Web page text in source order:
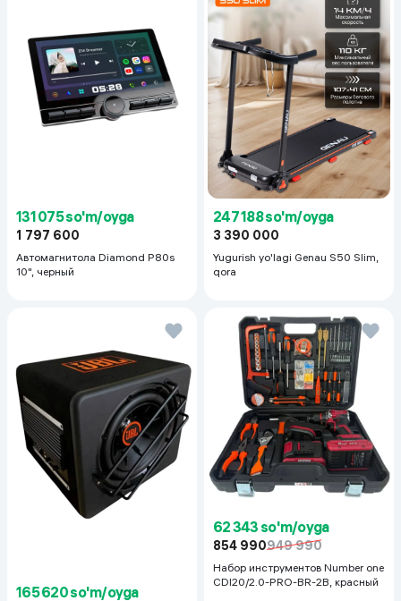
131 075 so'm/oyga
1 797 600
Автомагнитола Diamond P80s
10", черный
247 188 so'm/oyga
3 390 000
Yugurish yo'lagi Genau S50 Slim,
qora
165 620 so'm/oyga
62 343 so'm/oyga
854 990949 990
Набор инструментов Number one
CDI20/2.0-PRO-BR-2B, красный